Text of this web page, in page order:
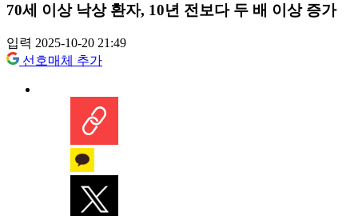
70세 이상 낙상 환자, 10년 전보다 두 배 이상 증가
입력 2025-10-20 21:49
선호매체 추가